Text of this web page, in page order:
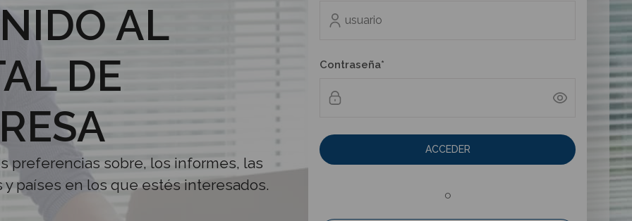
AL
DE
preferencias sobre, los informes, las
países en los que estés interesados.
Contraseña*
ACCEDER
o